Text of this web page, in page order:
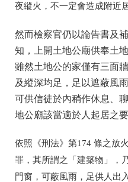
夜縱火，不一定會造成附近
然而檢察官仍以論告書及
知，上開土地公廟供奉土
雖然土地公的家僅有三面
及縱深均足，足以遮蔽風
可供信徒於內稍作休息、
地公廟該當適於人起居之要
依照《刑法》第174 條之放
罪，其所謂之「建築物」，
門窗，可蔽風雨，足供人出